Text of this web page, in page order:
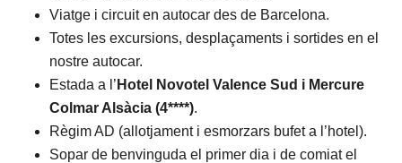
Viatge i circuit en autocar des de Barcelona.
Totes les excursions, desplaçaments i sortides en el
nostre autocar.
Estada a l’ Hotel Novotel Valence Sud i Mercure
Colmar Alsàcia (4****).
Règim AD (allotjament i esmorzars bufet a l’hotel).
Sopar de benvinguda el primer dia i de comiat el